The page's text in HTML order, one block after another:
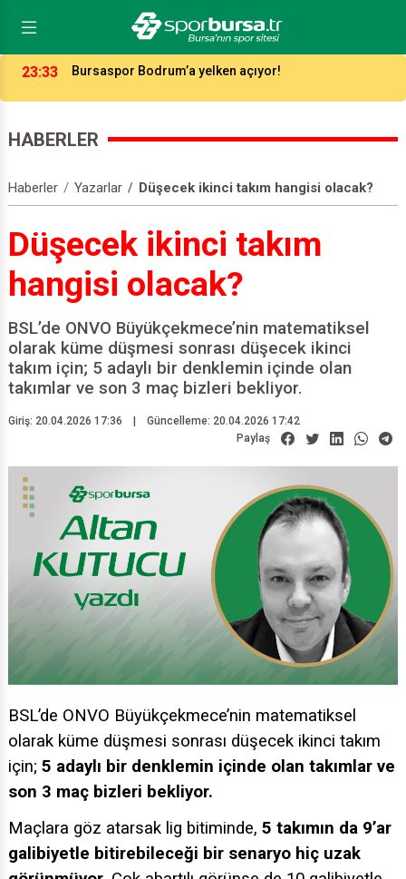
23:33 Bursaspor Bodrum’a yelken açıyor!
HABERLER
Düşecek ikinci takım
hangisi olacak?
BSL’de ONVO Büyükçekmece’nin matematiksel
olarak küme düşmesi sonrası düşecek ikinci
takım için; 5 adaylı bir denklemin içinde olan
takımlar ve son 3 maç bizleri bekliyor.
Paylaş
BSL’de ONVO Büyükçekmece’nin matematiksel
olarak küme düşmesi sonrası düşecek ikinci takım
5 adaylı bir denklemin içinde olan takımlar ve
son 3 maç bizleri bekliyor.
Maçlara göz atarsak lig bitiminde,
5 takımın da 9’ar
galibiyetle bitirebileceği bir senaryo hiç uzak
görünmüyor
. Çok abartılı görünse de 10 galibiyetle